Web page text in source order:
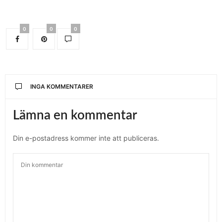
0 0 0
INGA KOMMENTARER
Lämna en kommentar
Din e-postadress kommer inte att publiceras.